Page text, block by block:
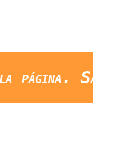
Saludos